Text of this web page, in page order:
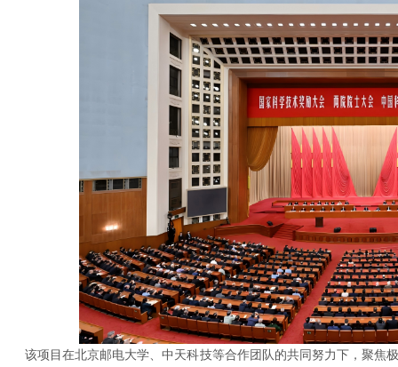
该项目在北京邮电大学、中天科技等合作团队的共同努力下，聚焦